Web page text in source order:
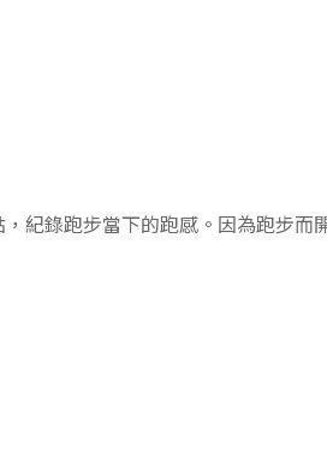
紀錄跑步當下的跑感。因為跑步而